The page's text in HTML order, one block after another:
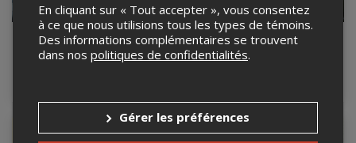
Auto Romance
4 septembre 2026, 20h00
Auto Romance
5 septembre 2026, 19h30
En cliquant sur « Tout accepter », vous consentez
à ce que nous utilisions tous les types de témoins.
Des informations complémentaires se trouvent
dans nos politiques de confidentialités.
Gérer les préférences